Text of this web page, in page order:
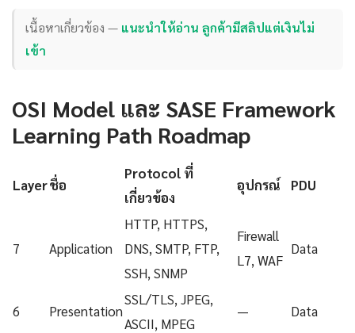
เนื้อหาเกี่ยวข้อง — แนะนำให้อ่าน ลูกค้ามีสลิปแต่เงินไม่
เข้า
OSI Model และ SASE Framework
Learning Path Roadmap
Layerชื่อ
Protocol ที่
เกี่ยวข้อง
อุปกรณ์ PDU
7 Application
HTTP, HTTPS,
DNS, SMTP, FTP,
SSH, SNMP
Firewall
L7, WAF
Data
6 Presentation
SSL/TLS, JPEG,
ASCII, MPEG
— Data